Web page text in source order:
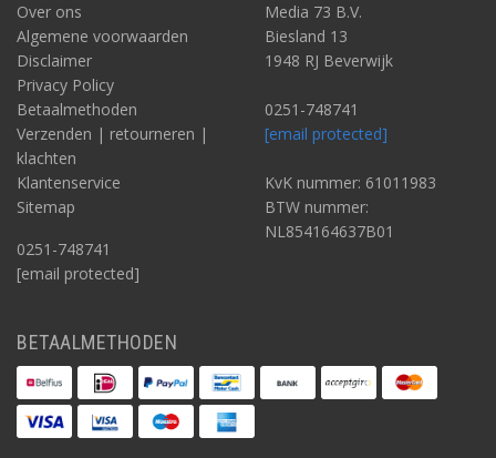
Over ons
Algemene voorwaarden
Disclaimer
Privacy Policy
Betaalmethoden
Verzenden | retourneren |
klachten
Klantenservice
Sitemap
0251-748741
[email protected]
Media 73 B.V.
Biesland 13
1948 RJ Beverwijk
0251-748741
[email protected]
KvK nummer: 61011983
BTW nummer:
NL854164637B01
BETAALMETHODEN